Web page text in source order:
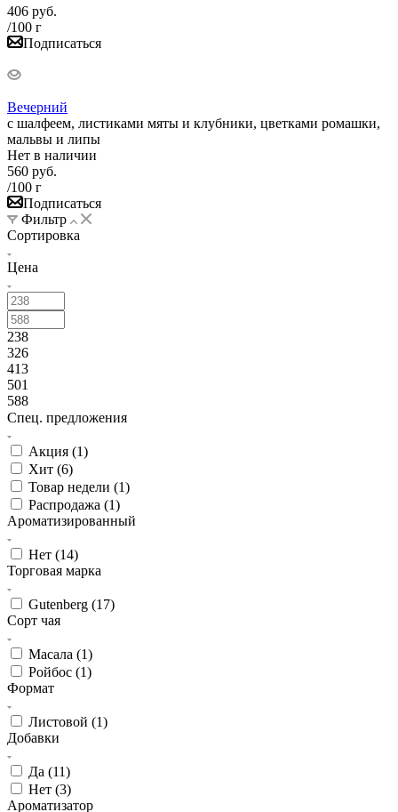
406 руб.
/100 г
Подписаться
Вечерний
с шалфеем, листиками мяты и клубники, цветками ромашки,
мальвы и липы
Нет в наличии
560 руб.
/100 г
Подписаться
Фильтр
Сортировка
Цена
238
326
413
501
588
Спец. предложения
Акция (1)
Хит (6)
Товар недели (1)
Распродажа (1)
Ароматизированный
Нет (14)
Торговая марка
Gutenberg (17)
Сорт чая
Масала (1)
Ройбос (1)
Формат
Листовой (1)
Добавки
Да (11)
Нет (3)
Ароматизатор